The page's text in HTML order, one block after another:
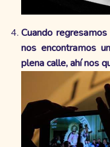
Cuando
nos encontramos
plena calle, ahí nos